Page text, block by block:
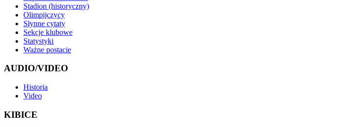
Stadion (historyczny)
Olimpijczycy
Słynne cytaty
Sekcje klubowe
Statystyki
Ważne postacie
AUDIO/VIDEO
Historia
Video
KIBICE